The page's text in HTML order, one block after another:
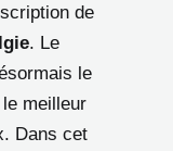
de
. Le
le
meilleur
Dans cet